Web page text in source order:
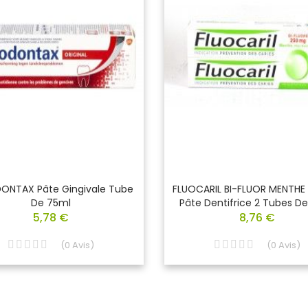
Pâte Gingivale Tube
De 75ml
5,78 €
(0 Avis)
FLUOCARIL BI-FLUOR
Pâte Dentifrice 2 Tubes
8,76 €
(0 Avis)